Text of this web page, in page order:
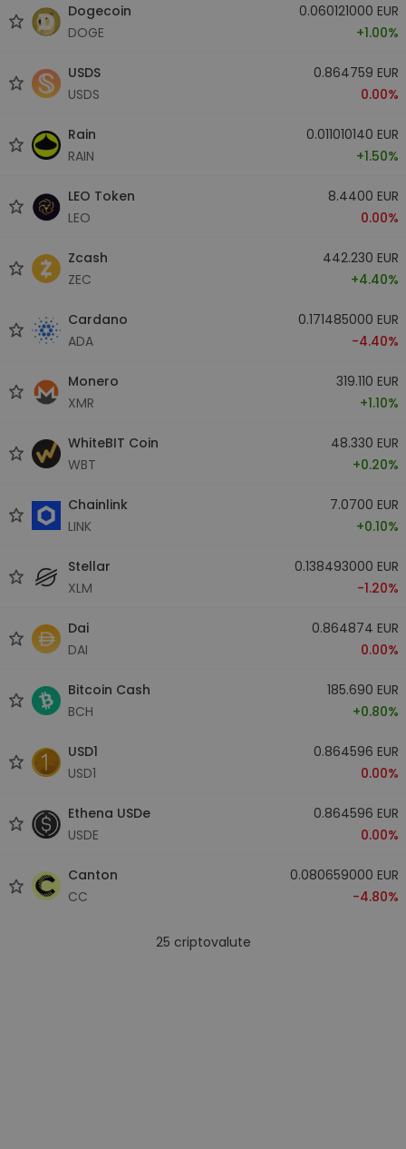
Dogecoin
DOGE
0.060121000 EUR
+1.00%
USDS
USDS
0.864759 EUR
0.00%
Rain
RAIN
0.011010140 EUR
+1.50%
LEO Token
LEO
8.4400 EUR
0.00%
Zcash
ZEC
442.230 EUR
+4.40%
Cardano
ADA
0.171485000 EUR
-4.40%
Monero
XMR
319.110 EUR
+1.10%
WhiteBIT Coin
WBT
48.330 EUR
+0.20%
Chainlink
LINK
7.0700 EUR
+0.10%
Stellar
XLM
0.138493000 EUR
-1.20%
Dai
DAI
0.864874 EUR
0.00%
Bitcoin Cash
BCH
185.690 EUR
+0.80%
USD1
USD1
0.864596 EUR
0.00%
Ethena USDe
USDE
0.864596 EUR
0.00%
Canton
CC
0.080659000 EUR
-4.80%
25 criptovalute